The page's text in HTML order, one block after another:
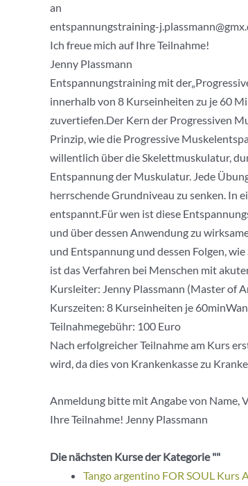
an
entspannungstraining-
Ich freue mich auf Ihre Teilnahme!
Jenny Plassmann
Entspannungstraining mit
innerhalb von 8 Kurseinheiten zu je 60
zuvertiefen.Der Kern der Progressiven
Prinzip, wie die Progressive
willentlich über die Skelettmuskulatur,
Entspannung der Muskulatur. Jede
herrschende Grundniveau zu senken. In
entspannt.Für wen ist diese
und über dessen Anwendung zu
und Entspannung und dessen Folgen,
ist das Verfahren bei Menschen mit
Kursleiter: Jenny Plassmann (Master of
Kurszeiten: 8 Kurseinheiten je
Teilnahmegebühr: 100 Euro
Nach erfolgreicher Teilnahme am Kurs
wird, da dies von Krankenkasse zu
Anmeldung bitte mit Angabe von Name,
Ihre Teilnahme! Jenny Plassmann
Die nächsten Kurse der Kategorie ""
Tango argentino FOR SOUL Kurs